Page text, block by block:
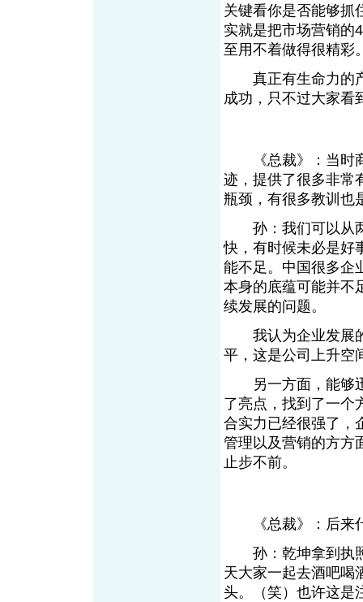
关键看你是否能够抓
实就是把市场营销的
至用不着做得很精彩
真正有生命力的产
成功，只不过大家看
《总裁》：当时商
迹，提供了很多非常
瓶颈，有很多教训也
孙：我们可以从两
快，有时候未必是好
能不足。中国很多企
本身的底蕴可能并不
续发展的问题。
我认为企业发展的
平，这是公司上升空
另一方面，能够迅
了亮点，找到了一个
合实力已经很强了，
管理以及营销的方方
止步不前。
《总裁》：后来什
孙：乾坤拿到执照
天大家一起去酒吧喝
头。（笑）也许这是